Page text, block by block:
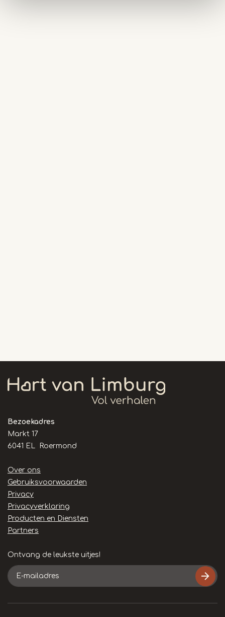
Bezoekadres
Markt 17
6041 EL Roermond
Handige
links
Over ons
Gebruiksvoorwaarden
Privacy
Privacyverklaring
Producten en Diensten
Partners
Ontvang de leukste uitjes!
E-
mailadres